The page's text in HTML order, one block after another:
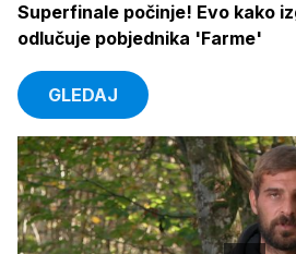
Superfinale počinje! Evo kako
odlučuje pobjednika 'Farme'
GLEDAJ